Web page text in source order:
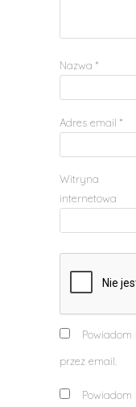
Nazwa *
Adres email *
Witryna
internetowa
przez email.